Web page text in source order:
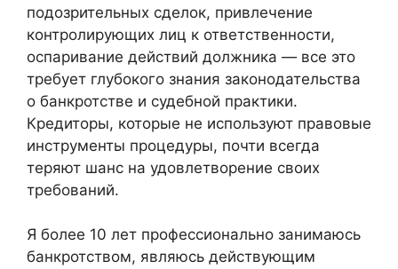
подозрительных сделок, привлечение
контролирующих лиц к ответственности,
оспаривание действий должника — все это
требует глубокого знания законодательства
о банкротстве и судебной практики.
Кредиторы, которые не используют правовые
инструменты процедуры, почти всегда
теряют шанс на удовлетворение своих
требований.
Я более 10 лет профессионально занимаюсь
банкротством, являюсь действующим